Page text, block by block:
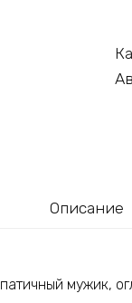
Описание
мужик,